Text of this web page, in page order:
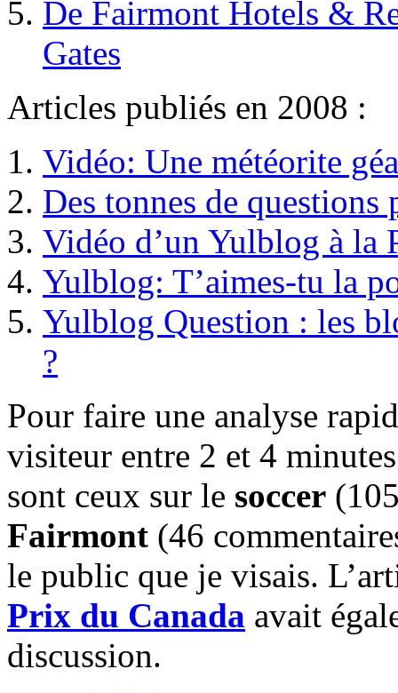
De Fairmont Hotels &
Gates
Articles publiés en 2008 :
Vidéo: Une météorite
Des tonnes de
Vidéo d’un Yulblog à la
Yulblog: T’aimes-tu la
Yulblog Question : les
?
Pour faire une analyse
visiteur entre 2 et 4
sont ceux sur le soccer
Fairmont (46
le public que je visais.
Prix du Canada avait
discussion.